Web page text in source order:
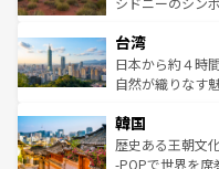
ならではの贅沢な旅のスタ
情報はコンテン
れるおもてなし
人々、おいしい
ク、伝統的なフ
ワイを、存分に味わってほし
はコンテンツ一覧
リアリーフや大
ク）、タスマニ
ど、見どころが
いる。アクティ
ビング、ハイキ
い。オーストラ
台湾
日本から約４時
自然が織りなす
ン）、静ひつな
と山間の静けさ
驚きをもたらし
韓国
歴史ある王朝文
-POPで世界を席